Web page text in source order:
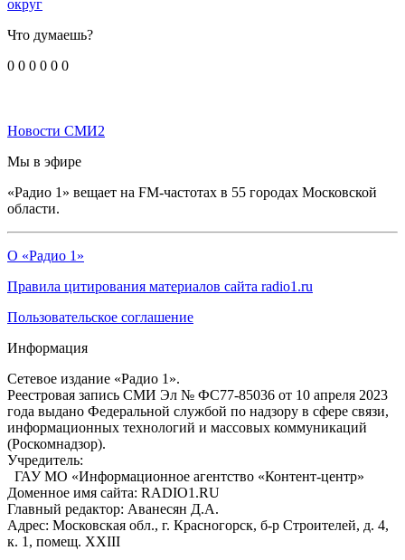
округ
Что думаешь?
0 0 0 0 0 0
Новости СМИ2
Мы в эфире
«Радио 1» вещает на FM-частотах в 55 городах Московской
области.
О «Радио 1»
Правила цитирования материалов сайта radio1.ru
Пользовательское соглашение
Информация
Сетевое издание «Радио 1».
Реестровая запись СМИ Эл № ФС77-85036 от 10 апреля 2023
года выдано Федеральной службой по надзору в сфере связи,
информационных технологий и массовых коммуникаций
(Роскомнадзор).
Учредитель:
ГАУ МО «Информационное агентство «Контент-центр»
Доменное имя сайта: RADIO1.RU
Главный редактор: Аванесян Д.А.
Адрес: Московская обл., г. Красногорск, б-р Строителей, д. 4,
к. 1, помещ. XXIII